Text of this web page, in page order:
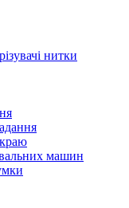
нитки
машин